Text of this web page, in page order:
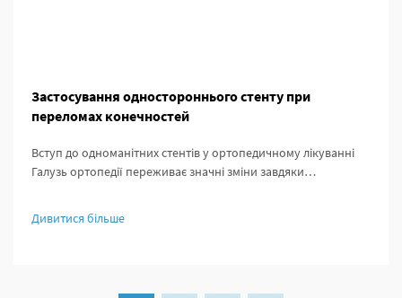
Застосування одностороннього стенту при
переломах конечностей
Вступ до одноманітних стентів у ортопедичному лікуванні
Галузь ортопедії переживає значні зміни завдяки
лікування переломів кісток. Багато десятиліть лікарі в
основному використовували зовнішню фіксацію де...
Дивитися більше